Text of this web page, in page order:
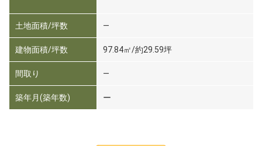
土地面積/坪数 ―
建物面積/坪数 97.84㎡/約29.59坪
間取り ―
築年月(築年数) ー